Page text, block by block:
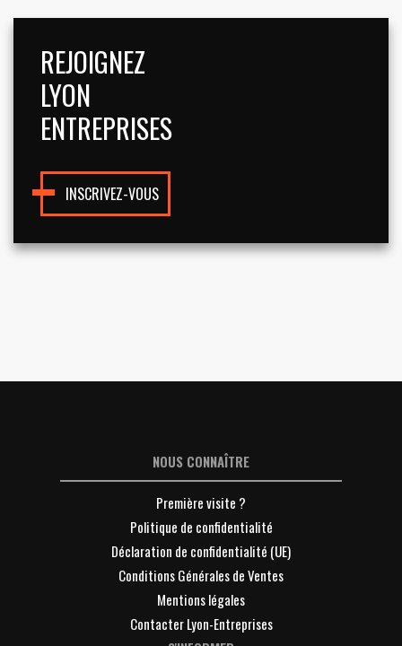
REJOIGNEZ
LYON
ENTREPRISES
INSCRIVEZ-VOUS
NOUS CONNAÎTRE
Première visite ?
Politique de confidentialité
Déclaration de confidentialité (UE)
Conditions Générales de Ventes
Mentions légales
Contacter Lyon-Entreprises